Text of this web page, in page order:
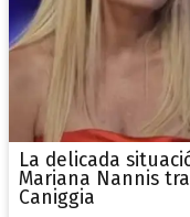
La delicada
Mariana Nannis
Caniggia